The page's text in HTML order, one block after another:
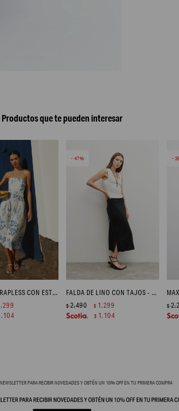
Productos que te pueden interesar
VESTIDO STRAPLESS CON ESTAMPA FLORAL - AZUL REGATA
47
FALDA DE LINO CON TAJOS - NEGRO
$2.490 $ 1.299
$ 1.104
$
PARA RECIBIR NOVEDADES Y OBTÉN UN 10% OFF EN TU PRIMERA COMPRA